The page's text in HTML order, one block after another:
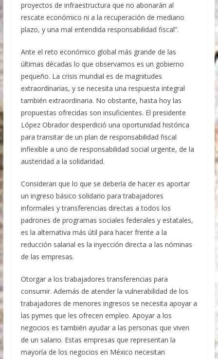
proyectos de infraestructura que no abonarán al
rescate económico ni a la recuperación de mediano
plazo, y una mal entendida responsabilidad fiscal”.
Ante el reto económico global más grande de las
últimas décadas lo que observamos es un gobierno
pequeño. La crisis mundial es de magnitudes
extraordinarias, y se necesita una respuesta integral
también extraordinaria. No obstante, hasta hoy las
propuestas ofrecidas son insuficientes. El presidente
López Obrador desperdició una oportunidad histórica
para transitar de un plan de responsabilidad fiscal
inflexible a uno de responsabilidad social urgente, de la
austeridad a la solidaridad.
Consideran que lo que se debería de hacer es aportar
un ingreso básico solidario para trabajadores
informales y transferencias directas a todos los
padrones de programas sociales federales y estatales,
es la alternativa más útil para hacer frente a la
reducción salarial es la inyección directa a las nóminas
de las empresas.
Otorgar a los trabajadores transferencias para
consumir. Además de atender la vulnerabilidad de los
trabajadores de menores ingresos se necesita apoyar a
las pymes que les ofrecen empleo. Apoyar a los
negocios es también ayudar a las personas que viven
de un salario. Estas empresas que representan la
mayoría de los negocios en México necesitan